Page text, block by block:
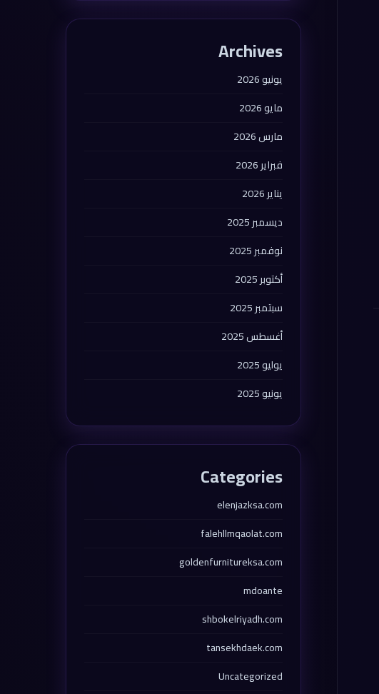
Archives
يونيو 2026
مايو 2026
مارس 2026
فبراير 2026
يناير 2026
ديسمبر 2025
نوفمبر 2025
أكتوبر 2025
سبتمبر 2025
أغسطس 2025
يوليو 2025
يونيو 2025
Categories
elenjazksa.com
falehllmqaolat.com
goldenfurnitureksa.com
mdoante
shbokelriyadh.com
tansekhdaek.com
Uncategorized